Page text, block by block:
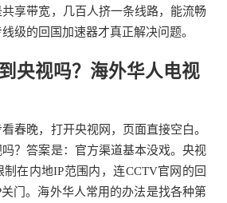
享带宽，几百人挤一条线路，能流畅
级的回国加速器才真正解决问题。
央视吗？海外华人电视
春晚，打开央视网，页面直接空白。
？答案是：官方渠道基本没戏。央视
在内地IP范围内，连CCTV官网的回
门。海外华人常用的办法是找各种第